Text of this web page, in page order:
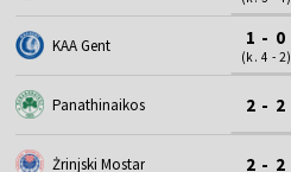
KAA Gent 1 - 0
(k. 4 - 2)
Panathinaikos 2 - 2
Żrinjski Mostar 2 - 2